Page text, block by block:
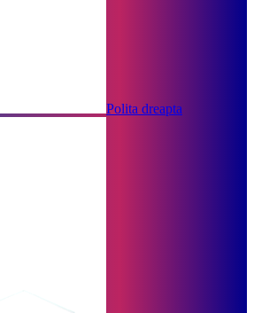
Polita dreapta